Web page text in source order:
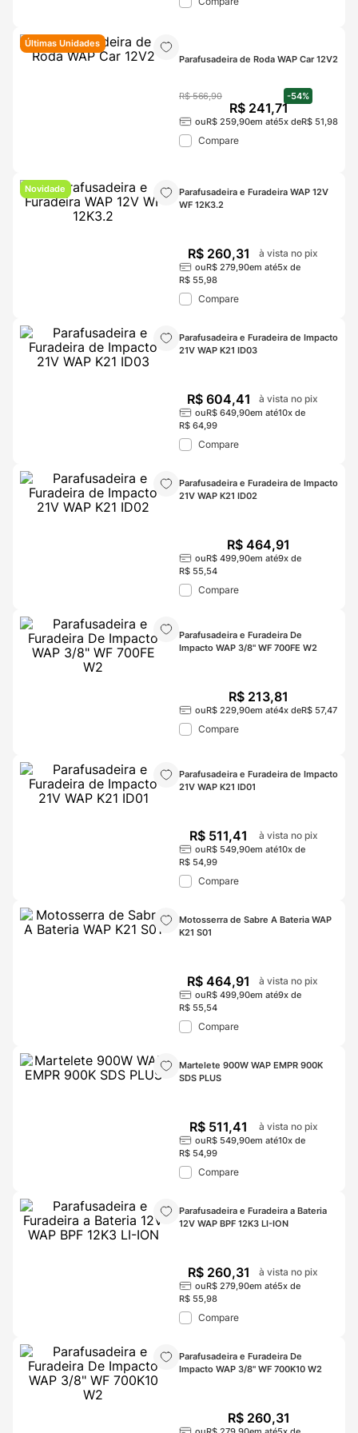
Últimas Unidades
Parafusadeira de Roda WAP Car 12V2
R$ 566,90 -54%
R$ 241,71
ouR$ 259 90em até5x deR$ 51 98
Compare
Novidade
Parafusadeira e Furadeira WAP 12V
WF 12K3.2
R$ 260,31 à vista no pix
ouR$ 279 90em até5x de
R$ 55 98
Compare
Parafusadeira e Furadeira de Impacto
21V WAP K21 ID03
R$ 604,41 à vista no pix
ouR$ 649 90em até10x de
R$ 64 99
Compare
Parafusadeira e Furadeira de Impacto
21V WAP K21 ID02
R$ 464,91
ouR$ 499 90em até9x de
R$ 55 54
Compare
Parafusadeira e Furadeira De
Impacto WAP 3/8" WF 700FE W2
R$ 213,81
ouR$ 229 90em até4x deR$ 57,47
Compare
Parafusadeira e Furadeira de Impacto
21V WAP K21 ID01
R$ 511,41 à vista no pix
ouR$ 549 90em até10x de
R$ 54 99
Compare
Motosserra de Sabre A Bateria WAP
K21 S01
R$ 464,91 à vista no pix
ouR$ 499 90em até9x de
R$ 55 54
Compare
Martelete 900W WAP EMPR 900K
SDS PLUS
R$ 511,41 à vista no pix
ouR$ 549 90em até10x de
R$ 54 99
Compare
Parafusadeira e Furadeira a Bateria
12V WAP BPF 12K3 LI-ION
R$ 260,31 à vista no pix
ouR$ 279 90em até5x de
R$ 55 98
Compare
Parafusadeira e Furadeira De
Impacto WAP 3/8" WF 700K10 W2
R$ 260,31